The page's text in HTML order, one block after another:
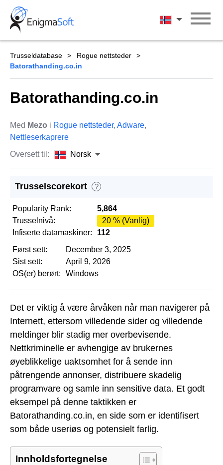
Skip
content
Norsk
Trusseldatabase
Rogue nettsteder
Batorathanding.co.in
Batorathanding.co.in
Med Mezo i Rogue nettsteder, Adware,
Nettleserkaprere
Oversett til:
Norsk
Trusselscorekort ?
Popularity Rank:
5,864
Trusselnivå:
20 % (Vanlig)
Infiserte datamaskiner:
112
Først sett:
December 3, 2025
Sist sett:
April 9, 2026
OS(er) berørt:
Windows
Det er viktig å være årvåken når man navigerer på
Internett, ettersom villedende sider og villedende
meldinger blir stadig mer overbevisende.
Nettkriminelle er avhengige av brukernes
øyeblikkelige uaktsomhet for å sende inn
påtrengende annonser, distribuere skadelig
programvare og samle inn sensitive data. Et godt
eksempel på denne taktikken er
Batorathanding.co.in, en side som er identifisert
som både useriøs og potensielt farlig.
Innholdsfortegnelse